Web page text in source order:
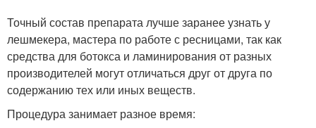
Точный состав препарата лучше заранее узнать у
лешмекера, мастера по работе с ресницами, так как
средства для ботокса и ламинирования от разных
производителей могут отличаться друг от друга по
содержанию тех или иных веществ.
Процедура занимает разное время: